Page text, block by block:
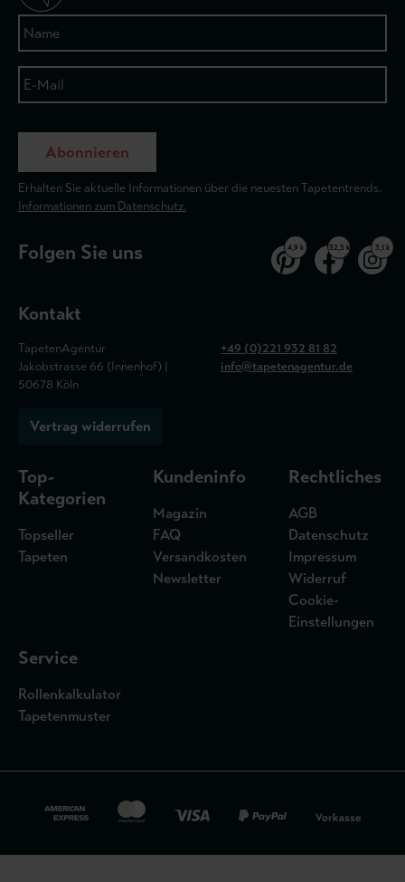
Abonnieren
Erhalten Sie aktuelle Informationen über die neuesten Tapetentrends.
Informationen zum Datenschutz.
Folgen Sie uns 4,9 k 32,5 k 3,1 k
Kontakt
TapetenAgentur
Jakobstrasse 66 (Innenhof) |
50678 Köln
+49 (0)221 932 81 82
info@tapetenagentur.de
Vertrag widerrufen
Top-
Kategorien
Topseller
Tapeten
Kundeninfo
Magazin
FAQ
Versandkosten
Newsletter
Rechtliches
AGB
Datenschutz
Impressum
Widerruf
Cookie-
Einstellungen
Service
Rollenkalkulator
Tapetenmuster